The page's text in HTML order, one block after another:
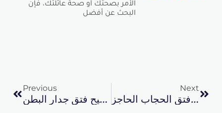
الأمر بصحتك أو صحة عائلتك، فإن
البحث عن أفضل
Previous
تصليح فتق جدار البطن
Next
تصليح فتق الحجاب الحاجز